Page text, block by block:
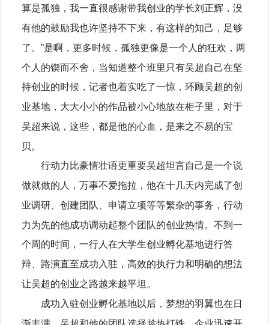
算是孤独，我一直很感谢带我创业的学长刘正辉，没
有他的鼓励我也许坚持不下来，有这样的知己，足够
了。”是啊，更多时候，孤独更像是一个人的狂欢，两
个人的锲而不舍，当知道整个班里只有吴超自己在坚
持创业的时候，记者也着实吃了一惊，环顾吴超的创
业基地，大大小小的作品被小心地放在柜子里，对于
吴超来说，这些，都是他的心血，是来之不易的宝
贝。
行动力比豪情壮语更重要吴超坦言自己是一个说
做就做的人，万事不爱拖拉，他在十几天内完成了创
业调研、创建团队、申请立项等等繁杂的事务，行动
力为先的他成功调动起整个团队的创业热情。不到一
个周的时间，一行人在大学生创业孵化基地进行答
辩、路演直至成功入驻，高效的执行力和明确的想法
让吴超的创业之路越来越平坦。
成功入驻创业孵化基地以后，梦想的羽翼也在日